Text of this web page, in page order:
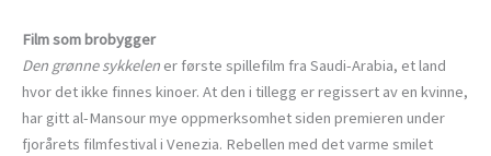
Film som brobygger
Den grønne sykkelen er første spillefilm fra Saudi-Arabia, et land
hvor det ikke finnes kinoer. At den i tillegg er regissert av en kvinne,
har gitt al-Mansour mye oppmerksomhet siden premieren under
fjorårets filmfestival i Venezia. Rebellen med det varme smilet